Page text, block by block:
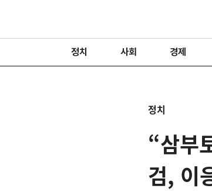
정치 사회 경제
정치
“삼부
검, 이